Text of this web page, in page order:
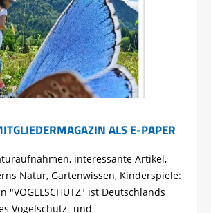
ALS E-PAPER
interessante Artikel,
Natur, Gartenwissen, Kinderspiele:
"VOGELSCHUTZ" ist Deutschlands
Vogelschutz- und